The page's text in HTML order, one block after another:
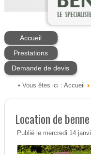
Accueil
Prestations
Demande de devis
• Vous êtes ici : Accueil
Location de
Publié le mercredi 14